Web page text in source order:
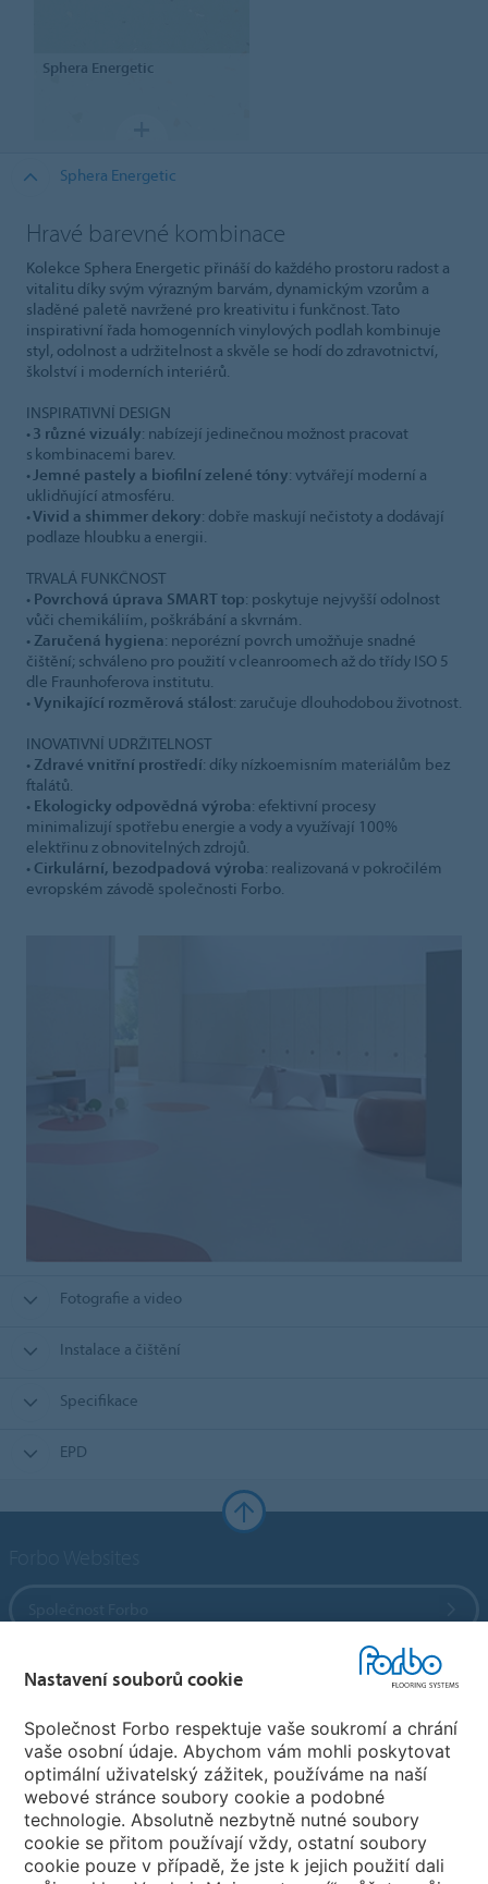
Sphera Energetic
Sphera Energetic
Hravé barevné kombinace
Kolekce Sphera Energetic přináší do každého prostoru radost a
vitalitu díky svým výrazným barvám, dynamickým vzorům a
sladěné paletě navržené pro kreativitu i funkčnost. Tato
inspirativní řada homogenních vinylových podlah kombinuje
styl, odolnost a udržitelnost a skvěle se hodí do zdravotnictví,
školství i moderních interiérů.
INSPIRATIVNÍ DESIGN
•3 různé vizuály: nabízejí jedinečnou možnost pracovat
s kombinacemi barev.
•Jemné pastely a biofilní zelené tóny: vytvářejí moderní a
uklidňující atmosféru.
•Vivid a shimmer dekory: dobře maskují nečistoty a dodávají
podlaze hloubku a energii.
TRVALÁ FUNKČNOST
• Povrchová úprava SMART top: poskytuje nejvyšší odolnost
vůči chemikáliím, poškrábání a skvrnám.
• Zaručená hygiena: neporézní povrch umožňuje snadné
čištění; schváleno pro použití v cleanroomech až do třídy ISO 5
dle Fraunhoferova institutu.
•Vynikající rozměrová stálost: zaručuje dlouhodobou životnost.
INOVATIVNÍ UDRŽITELNOST
• Zdravé vnitřní prostředí: díky nízkoemisním materiálům bez
ftalátů.
• Ekologicky odpovědná výroba: efektivní procesy
minimalizují spotřebu energie a vody a využívají 100%
elektřinu z obnovitelných zdrojů.
• Cirkulární, bezodpadová výroba: realizovaná v pokročilém
evropském závodě společnosti Forbo.
Fotografie a video
Instalace a čištění
Specifikace
EPD
Forbo Flooring Systems
Forbo Movement Systems
Pobočky
Nastavení souborů cookie
Společnost Forbo respektuje vaše soukromí a chrání
vaše osobní údaje. Abychom vám mohli poskytovat
optimální uživatelský zážitek, používáme na naší
webové stránce soubory cookie a podobné
technologie. Absolutně nezbytně nutné soubory
cookie se přitom používají vždy, ostatní soubory
cookie pouze v případě, že jste k jejich použití dali